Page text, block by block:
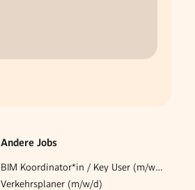
Andere Jobs
BIM Koordinator*in / Key User (m/w/d)
Verkehrsplaner (m/w/d)